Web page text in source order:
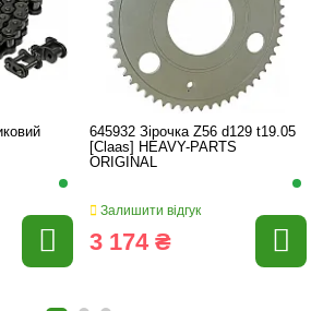
645932 Зірочка Z56 d129 t19.05
[Claas] HEAVY-PARTS
ORIGINAL
Залишити відгук
3 174 ₴